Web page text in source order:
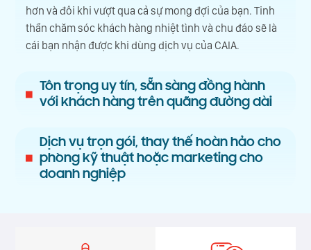
hơn và đôi khi vượt qua cả sự mong đợi của bạn. Tinh
thần chăm sóc khách hàng nhiệt tình và chu đáo sẽ là
cái bạn nhận được khi dùng dịch vụ của CAIA.
Tôn trọng uy tín, sẵn sàng đồng hành
với khách hàng trên quãng đường dài
Dịch vụ trọn gói, thay thế hoàn hảo cho
phòng kỹ thuật hoặc marketing cho
doanh nghiệp